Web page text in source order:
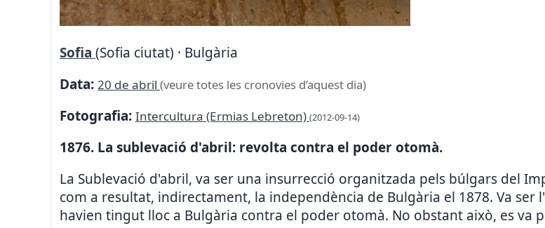
Sofia (Sofia ciutat) · Bulgària
Data: 20 de abril (veure totes les cronovies d’aquest dia)
Fotografia: Intercultura (Ermias Lebreton) (2012-09-14)
1876. La sublevació d'abril: revolta contra el poder otomà.
La Sublevació d'abril, va ser una insurrecció organitzada pels búlgars del
com a resultat, indirectament, la independència de Bulgària el 1878. Va
havien tingut lloc a Bulgària contra el poder otomà. No obstant això, es va